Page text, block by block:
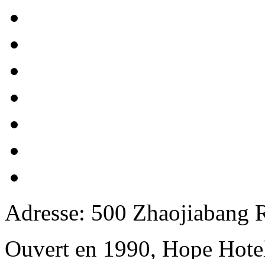
Adresse: 500 Zhaojiabang
Ouvert en 1990, Hope